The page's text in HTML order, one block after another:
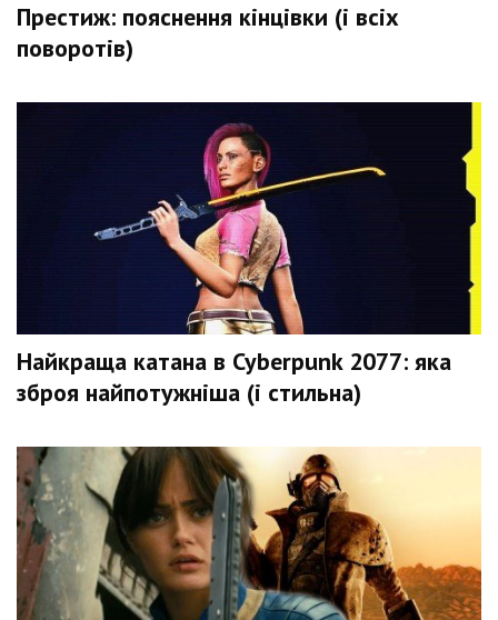
Престиж: пояснення кінцівки (і всіх
поворотів)
Найкраща катана в Cyberpunk 2077: яка
зброя найпотужніша (і стильна)